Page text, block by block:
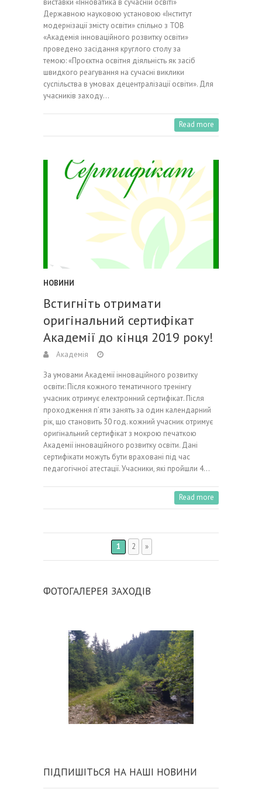
Державною науковою установою «Інститут
модернізації змісту освіти» спільно з ТОВ
«Академія інноваційного розвитку освіти»
проведено засідання круглого столу за
темою: «Проєктна освітня діяльність як засіб
швидкого реагування на сучасні виклики
суспільства в умовах децентралізації освіти». Для
учасників заходу…
Read more
НОВИНИ
Встигніть отримати
оригінальний сертифікат
Академії до кінця 2019 року!
Академія
За умовами Академії інноваційного розвитку
освіти: Після кожного тематичного тренінгу
учасник отримує електронний сертифікат. Після
проходження п’яти занять за один календарний
рік, що становить 30 год. кожний учасник отримує
оригінальний сертифікат з мокрою печаткою
Академії інноваційного розвитку освіти. Дані
сертифікати можуть бути враховані під час
педагогічної атестації. Учасники, які пройшли 4…
Read more
1 2 »
ФОТОГАЛЕРЕЯ ЗАХОДІВ
ПІДПИШІТЬСЯ НА НАШІ НОВИНИ